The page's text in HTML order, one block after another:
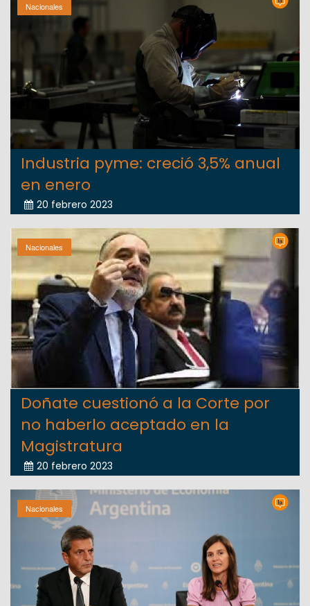
Nacionales
Industria pyme: creció 3,5% anual
en enero
20 febrero 2023
Nacionales
Doñate cuestionó a la Corte por
no haberlo aceptado en la
Magistratura
20 febrero 2023
Nacionales